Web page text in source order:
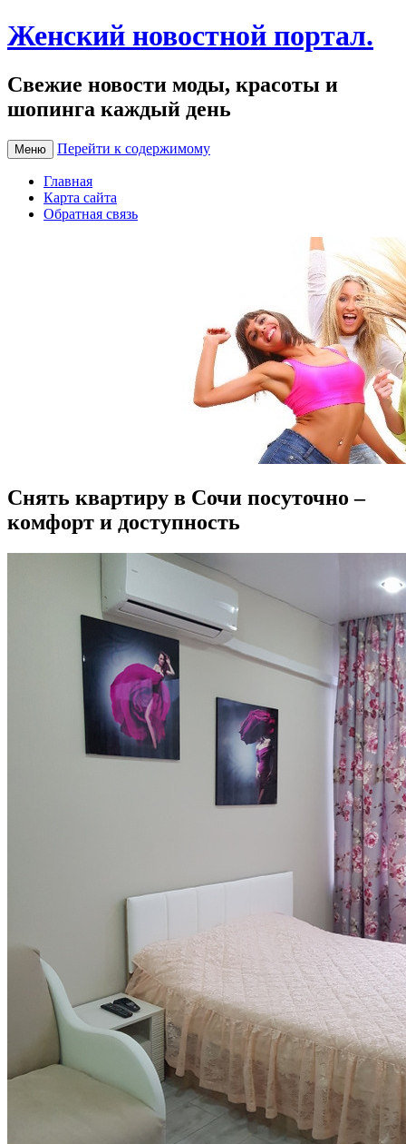
Женский новостной портал.
Свежие новости моды, красоты и
шопинга каждый день
Меню Перейти к содержимому
Главная
Карта сайта
Обратная связь
Снять квартиру в Сочи посуточно –
комфорт и доступность